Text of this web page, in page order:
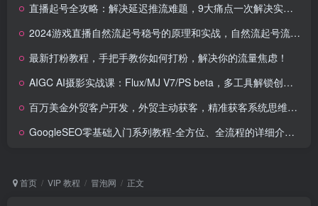
直播起号全攻略：解决延迟推流难题，9大痛点一次解决实操课
2024游戏直播自然流起号稳号的原理和实战，自然流起号流程（11节）
最新打粉教程，手把手教你如何打粉，解决你的流量焦虑！
AIGC AI摄影实战课：Flux/MJ V7/PS beta，多工具解锁创意摄影
百万美金外贸客户开发，外贸主动获客，精准获客系统思维，大客户收割机
GoogleSEO零基础入门系列教程-全方位、全流程的详细介绍谷歌SEO优化操作方法技巧
首页 VIP 教程 冒泡网 正文